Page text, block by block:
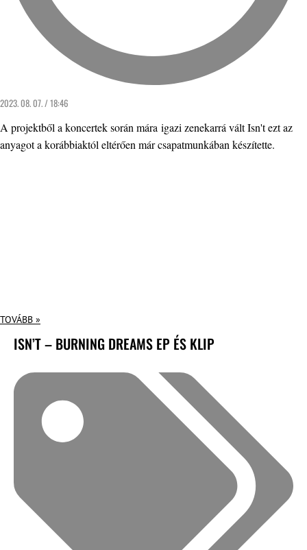
2023. 08. 07. / 18:46
A projektből a koncertek során mára igazi zenekarrá vált Isn't ezt az
anyagot a korábbiaktól eltérően már csapatmunkában készítette.
TOVÁBB »
ISN’T – BURNING DREAMS EP ÉS KLIP